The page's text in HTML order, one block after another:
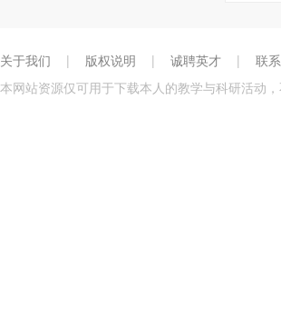
关于我们 | 版权说明 | 诚聘英才 |
联
本网站资源仅可用于下载本人的教学与科研活动